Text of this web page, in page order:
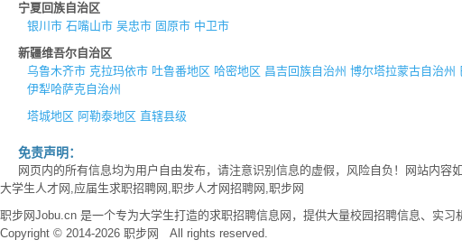
宁夏回族自治区
银川市 石嘴山市 吴忠市 固原市 中卫市
新疆维吾尔自治区
乌鲁木齐市 克拉玛依市 吐鲁番地区 哈密地区 昌吉回族自治州 博尔塔拉蒙古自治州
伊犁哈萨克自治州
塔城地区 阿勒泰地区 直辖县级
免责声明：
网页内的所有信息均为用户自由发布，请注意识别信息的虚假，风险自负！网站内
大学生人才网,应届生求职招聘网,职步人才网招聘网,职步网
职步网Jobu.cn 是一个专为大学生打造的求职招聘信息网，提供大量校园招聘信息、实
Copyright © 2014-2026 职步网 All rights reserved.